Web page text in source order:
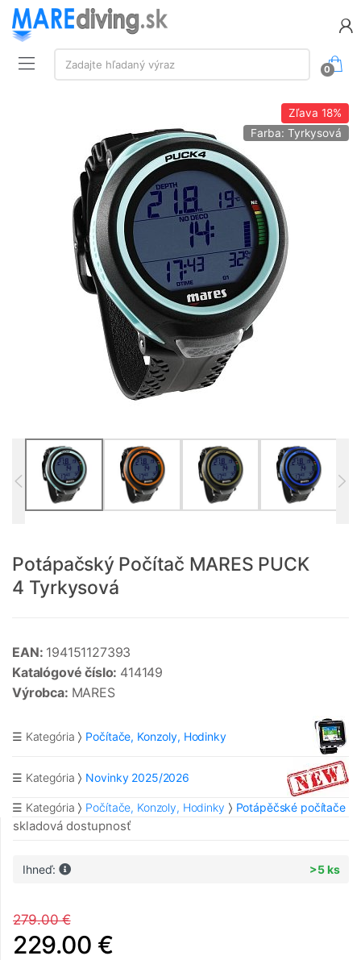
Vyhľadávanie:
Zadajte hľadaný výraz
0
Zľava 18%
Farba: Tyrkysová
Potápačský Počítač MARES PUCK
4 Tyrkysová
EAN: 194151127393
Katalógové číslo: 414149
Výrobca: MARES
☰ Kategória Počítače, Konzoly, Hodinky
☰ Kategória Novinky 2025/2026
☰ Kategória Počítače, Konzoly, Hodinky Potápěčské počítače
skladová dostupnosť
Ihneď: >5 ks
279.00 €
229.00 €